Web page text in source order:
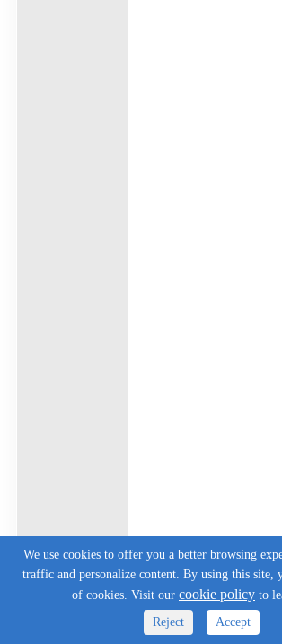
We use cookies to offer you a better browsing
traffic and personalize content. By using this site,
of cookies. Visit our cookie policy to
Reject
Accept